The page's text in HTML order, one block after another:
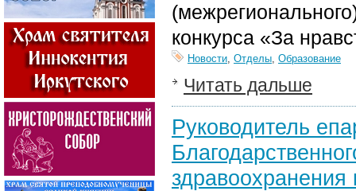
конкурса «За
Новости, Отделы, Образование
Читать дальше
Руководитель
здравоохранения